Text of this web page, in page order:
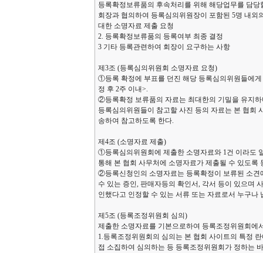
등록확정보류품의 후속처리를 위해 해당업무를 담
회장과 협의하여 등록심의위원장이 포함된 5명 내
대한 소명자료 제출 요청
2. 등록확정보류품의 등록여부 최종 결정
3 기타 등록관련하여 회장이 요구하는 사항
제3조 (등록심의위원회 소명자료 요청)
①등록 확정에 부표를 던진 해당 등록심의위원들에
정 후 2주 이내>.
②등록확정 보류품의 자료는 최대한의 기밀을 유지하
등록심의위원들이 참고할 사진 등의 자료는 본 협회
송하여 참고하도록 한다.
제4조 (소명자료 제출)
①등록심의위원회에 제출한 소명자료와 1건 이라도
통해 본 협회 사무처에 소명자료가 제출될 수 있도록
②등록신청인의 소명자료는 등록확정이 보류된 소견
수 있는 증인, 판매자등의 확인서, 각서 등이 있으며
인했다고 인정할 수 있는 서류 또는 자료로서 누구
제5조 (등록조정위원회 심의)
제출한 소명자료를 기본으로하여 등록조정위원회에
1.등록조정위원회의 심의는 본 협회 사이트의 특정
접 소집하여 심의하는 등 등록조정위원회가 정하는